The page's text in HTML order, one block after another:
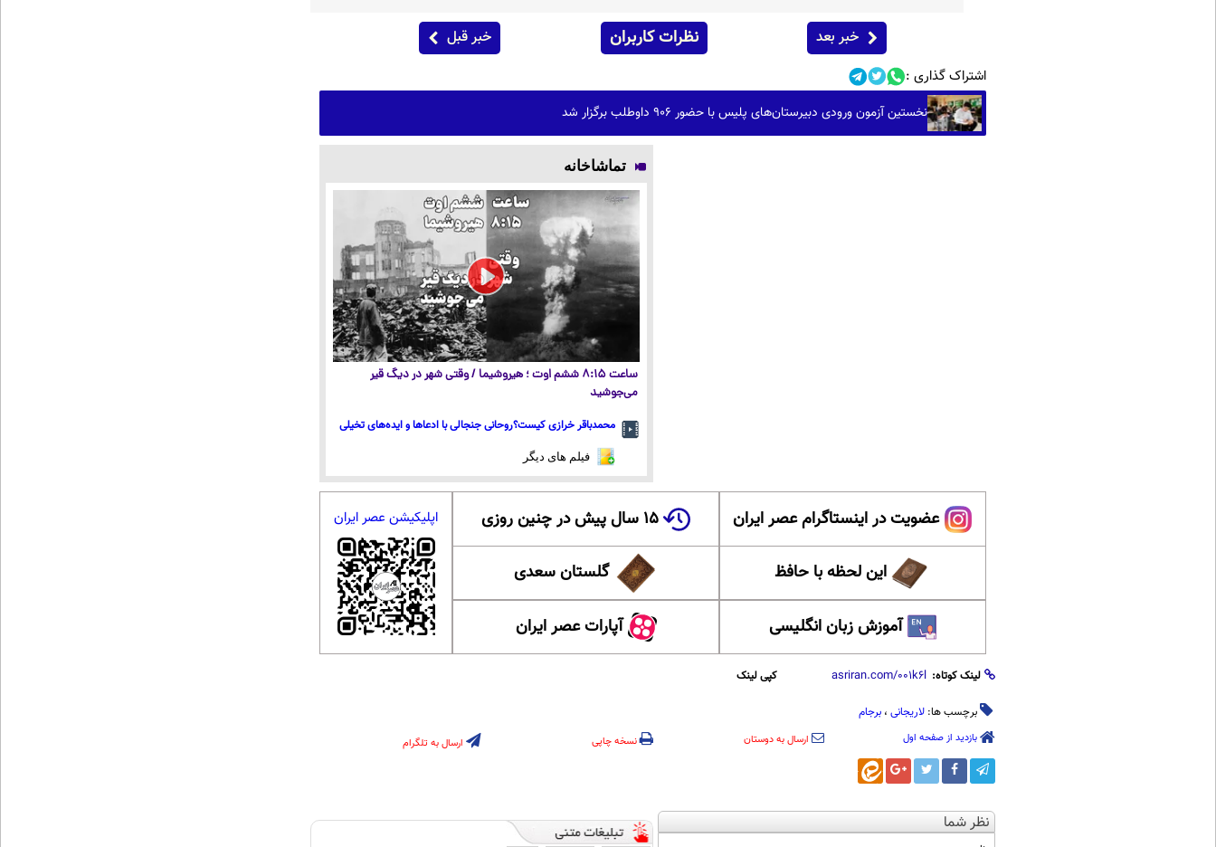
خبر بعد نظرات کاربران خبر قبل
اشتراک گذاری :
نخستین آزمون ورودی دبیرستان‌های پلیس با حضور ۹۰۶ داوطلب برگزار شد
تماشاخانه
ساعت ۸:۱۵ ششم اوت ؛ هیروشیما / وقتی شهر در دیگ قیر
می‌جوشید
محمدباقر خرازی کیست؟روحانی جنجالی با ادعاها و ایده‌های تخیلی
فیلم های دیگر
عضویت در اینستاگرام عصر ایران ۱۵ سال پیش در چنین روزی
این لحظه با حافظ گلستان سعدی
آموزش زبان انگلیسی آپارات عصر ایران
اپلیکیشن عصر ایران
لینک کوتاه: کپی لینک
برچسب ها: لاریجانی ، برجام
بازدید از صفحه اول ارسال به دوستان نسخه چاپی ارسال به تلگرام
نظر شما